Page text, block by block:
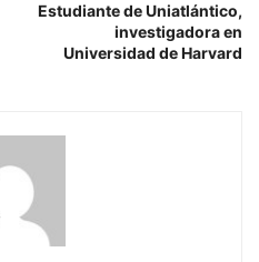
Estudiante de Uniatlántico,
investigadora en
Universidad de Harvard